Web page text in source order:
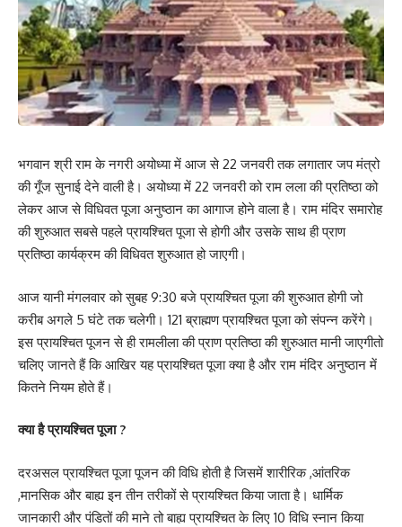
भगवान श्री राम के नगरी अयोध्या में आज से 22 जनवरी तक लगातार जप मंत्रो
की गूँज सुनाई देने वाली है। अयोध्या में 22 जनवरी को राम लला की प्रतिष्ठा को
लेकर आज से विधिवत पूजा अनुष्ठान का आगाज होने वाला है। राम मंदिर समारोह
की शुरुआत सबसे पहले प्रायश्चित पूजा से होगी और उसके साथ ही प्राण
प्रतिष्ठा कार्यक्रम की विधिवत शुरुआत हो जाएगी।
आज यानी मंगलवार को सुबह 9:30 बजे प्रायश्चित पूजा की शुरुआत होगी जो
करीब अगले 5 घंटे तक चलेगी। 121 ब्राह्मण प्रायश्चित पूजा को संपन्न करेंगे।
इस प्रायश्चित पूजन से ही रामलीला की प्राण प्रतिष्ठा की शुरुआत मानी जाएगीतो
चलिए जानते हैं कि आखिर यह प्रायश्चित पूजा क्या है और राम मंदिर अनुष्ठान में
कितने नियम होते हैं।
क्या है प्रायश्चित पूजा ?
दरअसल प्रायश्चित पूजा पूजन की विधि होती है जिसमें शारीरिक ,आंतरिक
,मानसिक और बाह्य इन तीन तरीकों से प्रायश्चित किया जाता है। धार्मिक
जानकारी और पंडितों की माने तो बाह्य प्रायश्चित के लिए 10 विधि स्नान किया